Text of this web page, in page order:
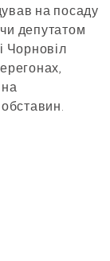
на посаду
депутатом
Чорновіл